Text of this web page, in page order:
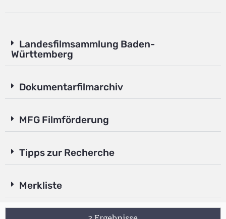
Landesfilmsammlung Baden-
Württemberg
Dokumentarfilmarchiv
MFG Filmförderung
Tipps zur Recherche
Merkliste